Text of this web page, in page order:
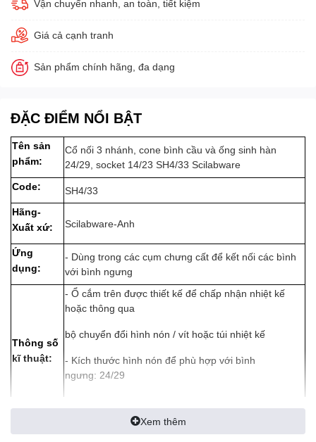
Vận chuyển nhanh, an toàn, tiết kiệm
Giá cả cạnh tranh
Sản phẩm chính hãng, đa dạng
ĐẶC ĐIỂM NỔI BẬT
Tên sản
phẩm:
Cổ nối 3 nhánh, cone bình cầu và ống sinh hàn
24/29, socket 14/23 SH4/33 Scilabware
Code: SH4/33
Hãng-
Xuất xứ:
Scilabware-Anh
Ứng
dụng:
- Dùng trong các cụm chưng cất để kết nối các bình
với bình ngưng
Thông số
kĩ thuật:
- Ổ cắm trên được thiết kế để chấp nhận nhiệt kế
hoặc thông qua
bộ chuyển đổi hình nón / vít hoặc túi nhiệt kế
- Kích thước hình nón để phù hợp với bình
ngưng: 24/29
- Kích thước ổ cắm: 14/23
Xem thêm